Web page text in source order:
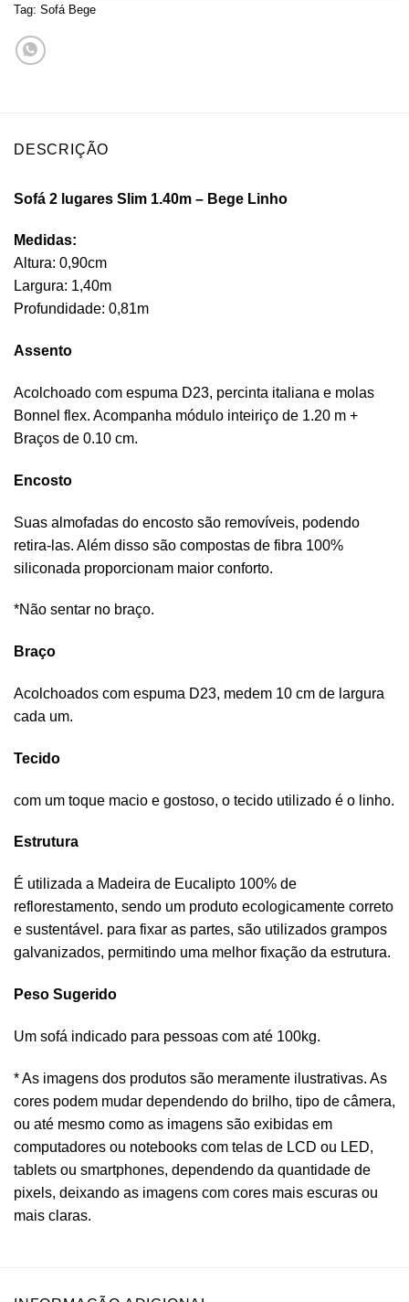
Tag: Sofá Bege
DESCRIÇÃO
Sofá 2 lugares Slim 1.40m – Bege Linho
Medidas:
Altura: 0,90cm
Largura: 1,40m
Profundidade: 0,81m
Assento
Acolchoado com espuma D23, percinta italiana e molas
Bonnel flex. Acompanha módulo inteiriço de 1.20 m +
Braços de 0.10 cm.
Encosto
Suas almofadas do encosto são removíveis, podendo
retira-las. Além disso são compostas de fibra 100%
siliconada proporcionam maior conforto.
*Não sentar no braço.
Braço
Acolchoados com espuma D23, medem 10 cm de largura
cada um.
Tecido
com um toque macio e gostoso, o tecido utilizado é o linho.
Estrutura
É utilizada a Madeira de Eucalipto 100% de
reflorestamento, sendo um produto ecologicamente correto
e sustentável. para fixar as partes, são utilizados grampos
galvanizados, permitindo uma melhor fixação da estrutura.
Peso Sugerido
Um sofá indicado para pessoas com até 100kg.
* As imagens dos produtos são meramente ilustrativas. As
cores podem mudar dependendo do brilho, tipo de câmera,
ou até mesmo como as imagens são exibidas em
computadores ou notebooks com telas de LCD ou LED,
tablets ou smartphones, dependendo da quantidade de
pixels, deixando as imagens com cores mais escuras ou
mais claras.